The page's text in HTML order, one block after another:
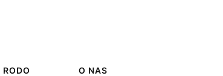
O NAS